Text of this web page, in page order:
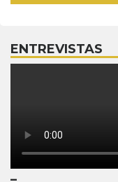
ENTREVISTAS